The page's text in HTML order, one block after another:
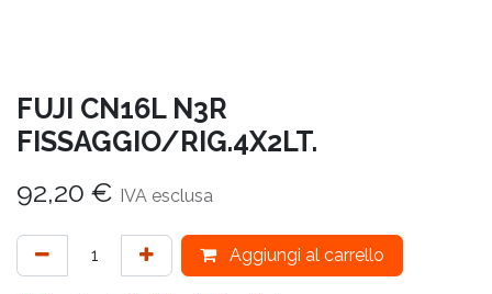
FUJI CN16L N3R
FISSAGGIO/RIG.4X2LT.
92,20 € IVA esclusa
Aggiungi al carrello